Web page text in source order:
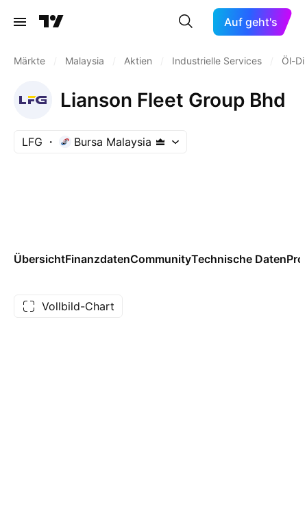
Auf geht's
Märkte Malaysia Aktien Industrielle Services Öl-
Lianson Fleet Group Bhd
LFG Bursa Malaysia
ÜbersichtFinanzdatenCommunityTechnische Daten
Vollbild-Chart